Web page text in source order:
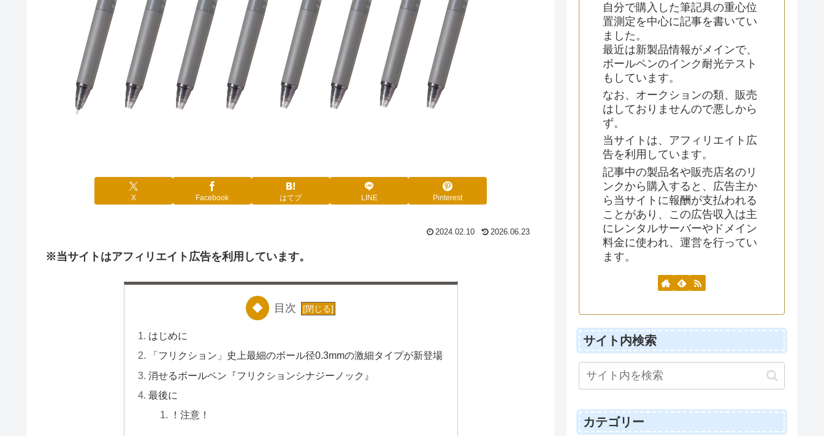
X Facebook はてブ LINE Pinterest
2024.02.10 2026.06.23
※当サイトはアフィリエイト広告を利用しています。
目次
はじめに
「フリクション」史上最細のボール径0.3mmの激細タイプが新登場
消せるボールペン『フリクションシナジーノック』
最後に
！注意！
自分で購入した筆記具の重心位
置測定を中心に記事を書いてい
ました。
最近は新製品情報がメインで、
ボールペンのインク耐光テスト
もしています。
なお、オークションの類、販売
はしておりませんので悪しから
ず。
当サイトは、アフィリエイト広
告を利用しています。
記事中の製品名や販売店名のリ
ンクから購入すると、広告主か
ら当サイトに報酬が支払われる
ことがあり、この広告収入は主
にレンタルサーバーやドメイン
料金に使われ、運営を行ってい
ます。
サイト内検索
カテゴリー